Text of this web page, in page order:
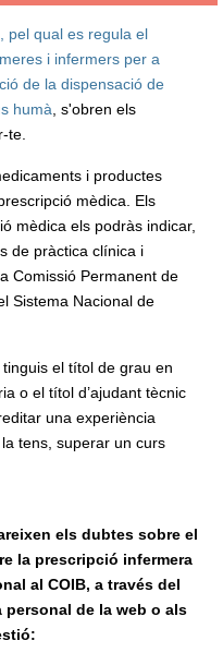
pel qual es regula el
i infermers per a
de la dispensació de
humà , s'obren els
te.
i productes
mèdica. Els
mèdica els podràs indicar,
de pràctica clínica i
Comissió Permanent de
Sistema Nacional de
el títol de grau en
o el títol d’ajudant tècnic
una experiència
tens, superar un curs
els dubtes sobre el
la prescripció infermera
al COIB, a través del
personal de la web o als